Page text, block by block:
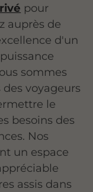
pour
auprès de
d'un
sommes
voyageurs
le
besoins des
Nos
un espace
assis dans